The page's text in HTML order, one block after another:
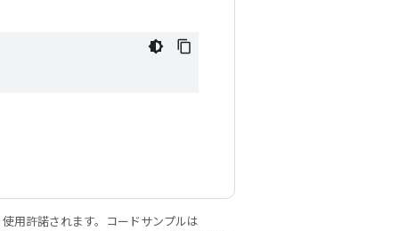
使用許諾されます。コードサンプルは